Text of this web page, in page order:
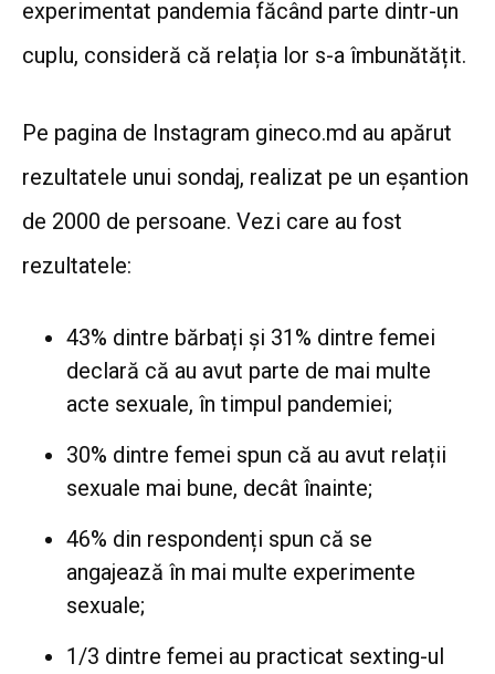
experimentat pandemia făcând parte dintr-un
cuplu, consideră că relația lor s-a îmbunătățit.
Pe pagina de Instagram gineco.md au apărut
rezultatele unui sondaj, realizat pe un eșantion
de 2000 de persoane. Vezi care au fost
rezultatele:
43% dintre bărbați și 31% dintre femei
declară că au avut parte de mai multe
acte sexuale, în timpul pandemiei;
30% dintre femei spun că au avut relații
sexuale mai bune, decât înainte;
46% din respondenți spun că se
angajează în mai multe experimente
sexuale;
1/3 dintre femei au practicat sexting-ul